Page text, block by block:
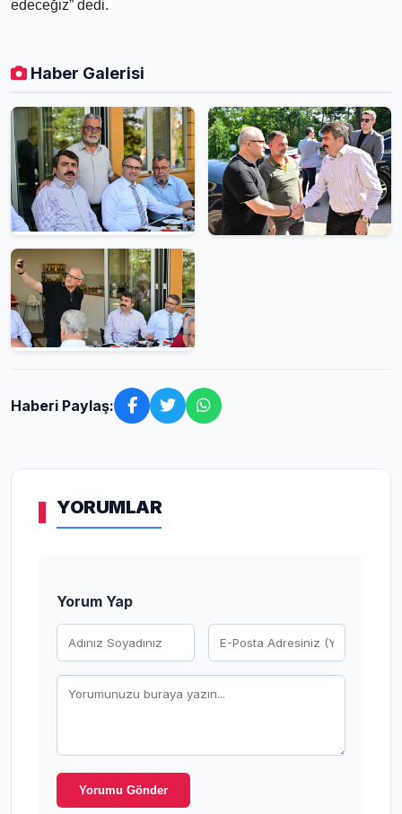
edeceğiz” dedi.
Haber Galerisi
Haberi Paylaş:
YORUMLAR
Yorum Yap
Yorumu Gönder